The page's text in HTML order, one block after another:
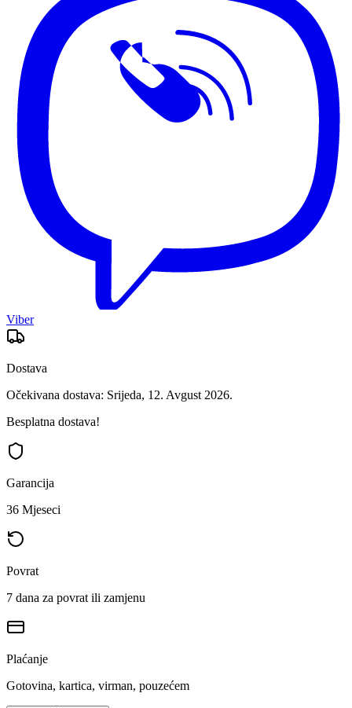
Viber
Dostava
Očekivana dostava: Srijeda, 12. Avgust 2026.
Besplatna dostava!
Garancija
36 Mjeseci
Povrat
7 dana za povrat ili zamjenu
Plaćanje
Gotovina, kartica, virman, pouzećem